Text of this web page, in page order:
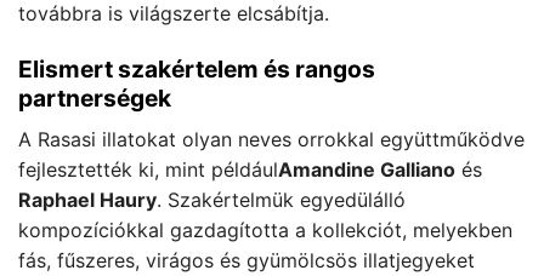
továbbra is világszerte elcsábítja.
Elismert szakértelem és rangos
partnerségek
A Rasasi illatokat olyan neves orrokkal együttműködve
fejlesztették ki, mint példáulAmandine Galliano és
Raphael Haury. Szakértelmük egyedülálló
kompozíciókkal gazdagította a kollekciót, melyekben
fás, fűszeres, virágos és gyümölcsös illatjegyeket